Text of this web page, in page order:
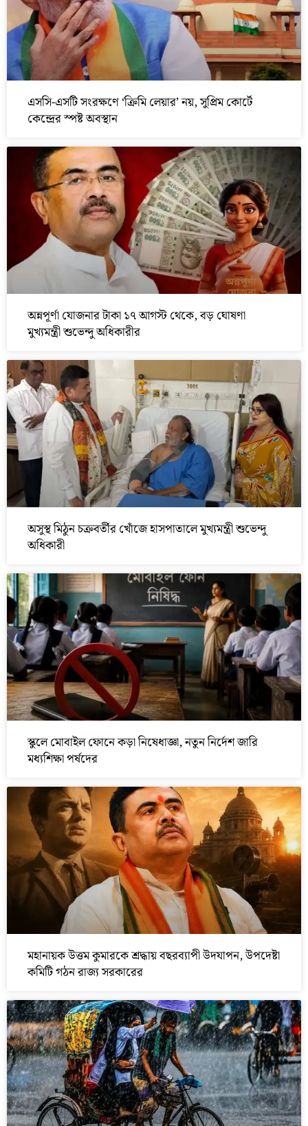
এসসি-এসটি সংরক্ষণে ‘ক্রিমি লেয়ার’ নয়, সুপ্রিম কোর্টে
কেন্দ্রের স্পষ্ট অবস্থান
অন্নপূর্ণা যোজনার টাকা ১৭ আগস্ট থেকে, বড় ঘোষণা
মুখ্যমন্ত্রী শুভেন্দু অধিকারীর
অসুস্থ মিঠুন চক্রবর্তীর খোঁজে হাসপাতালে মুখ্যমন্ত্রী শুভেন্দু
অধিকারী
স্কুলে মোবাইল ফোনে কড়া নিষেধাজ্ঞা, নতুন নির্দেশ জারি
মধ্যশিক্ষা পর্ষদের
মহানায়ক উত্তম কুমারকে শ্রদ্ধায় বছরব্যাপী উদযাপন, উপদেষ্টা
কমিটি গঠন রাজ্য সরকারের